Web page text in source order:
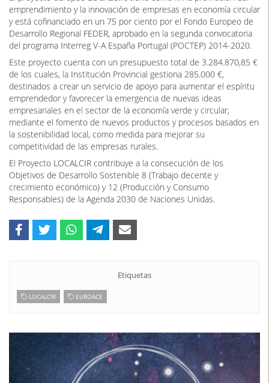
emprendimiento y la innovación de empresas en economía circular
y está cofinanciado en un 75 por ciento por el Fondo Europeo de
Desarrollo Regional FEDER, aprobado en la segunda convocatoria
del programa Interreg V-A España Portugal (POCTEP) 2014-2020.
Este proyecto cuenta con un presupuesto total de 3.284.870,85 €
de los cuales, la Institución Provincial gestiona 285.000 €,
destinados a crear un servicio de apoyo para aumentar el espíritu
emprendedor y favorecer la emergencia de nuevas ideas
empresariales en el sector de la economía verde y circular,
mediante el fomento de nuevos productos y procesos basados en
la sostenibilidad local, como medida para mejorar su
competitividad de las empresas rurales.
El Proyecto LOCALCIR contribuye a la consecución de los
Objetivos de Desarrollo Sostenible 8 (Trabajo decente y
crecimiento económico) y 12 (Producción y Consumo
Responsables) de la Agenda 2030 de Naciones Unidas.
Etiquetas
LOCALCIR EUROACE